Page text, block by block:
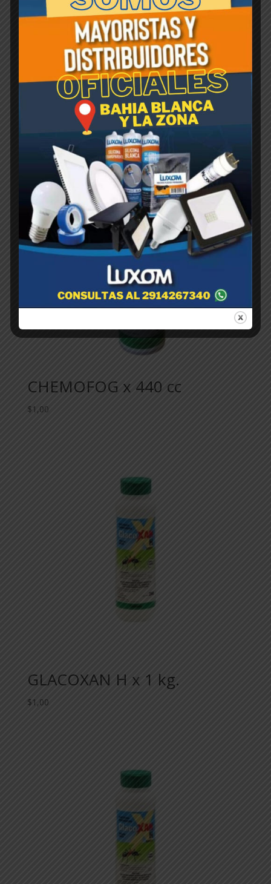
tanto ninfas como adultas, se acercan para
eliminar los restos y son contaminadas con
el insecticida, una y otra vez, de manera
infalible. Esta reacción en cadena termina con
el nido en el corto plazo.
Productos relacionados
CHEMOFOG x 440 cc
$ 1,00
GLACOXAN H x 1 kg.
$1,00